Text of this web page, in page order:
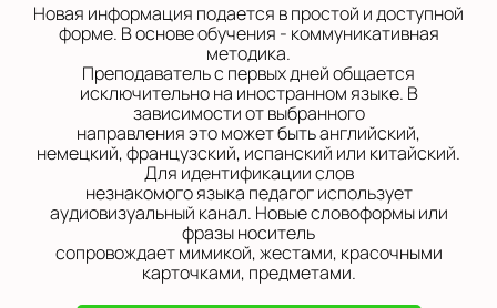
Новая информация подается в простой и доступной
форме. В основе обучения - коммуникативная
методика.
Преподаватель с первых дней общается
исключительно на иностранном языке. В
зависимости от выбранного
направления это может быть английский,
немецкий, французский, испанский или китайский.
Для идентификации слов
незнакомого языка педагог использует
аудиовизуальный канал. Новые словоформы или
фразы носитель
сопровождает мимикой, жестами, красочными
карточками, предметами.